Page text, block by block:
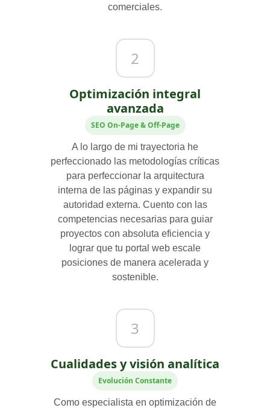
comerciales.
2
Optimización integral
avanzada
SEO On-Page & Off-Page
A lo largo de mi trayectoria he
perfeccionado las metodologías críticas
para perfeccionar la arquitectura
interna de las páginas y expandir su
autoridad externa. Cuento con las
competencias necesarias para guiar
proyectos con absoluta eficiencia y
lograr que tu portal web escale
posiciones de manera acelerada y
sostenible.
3
Cualidades y visión analítica
Evolución Constante
Como especialista en optimización de